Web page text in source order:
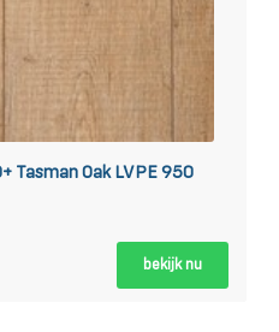
Tasman Oak LVPE 950
bekijk nu